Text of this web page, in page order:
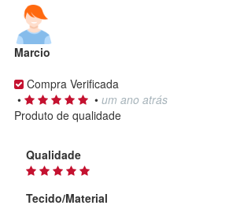
Marcio
Compra Verificada
•
• um ano atrás
Produto de qualidade
Qualidade
Tecido/Material